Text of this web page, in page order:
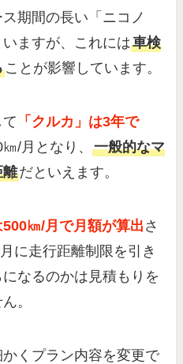
期間の長い「ニコノ
ますが、これには車検
ことが影響しています。
「クルカ」は3年で
/月となり、一般的なマ
離だといえます。
500㎞/月で月額が算出 さ
に走行距離制限を引き
なるのかは見積もりを
。
くプラン内容を変更で